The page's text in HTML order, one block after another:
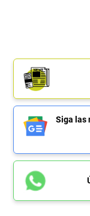
Siga las